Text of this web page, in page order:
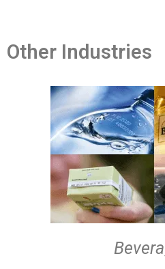
Other Industries